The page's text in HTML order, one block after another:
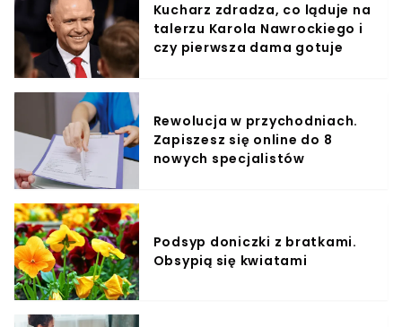
Kucharz zdradza, co ląduje na
talerzu Karola Nawrockiego i
czy pierwsza dama gotuje
Rewolucja w przychodniach.
Zapiszesz się online do 8
nowych specjalistów
Podsyp doniczki z bratkami.
Obsypią się kwiatami